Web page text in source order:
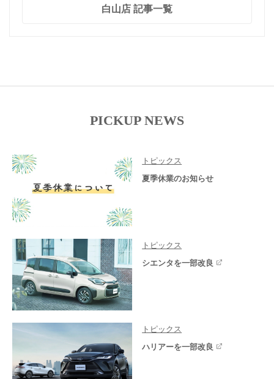
白山店 記事一覧
PICKUP NEWS
トピックス
夏季休業のお知らせ
トピックス
シエンタを一部改良
トピックス
ハリアーを一部改良